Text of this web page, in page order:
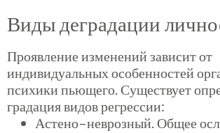
Виды деградации
Проявление изменений зависит от
индивидуальных особенностей
психики пьющего. Существует
градация видов регрессии:
Астено–неврозный. Общее